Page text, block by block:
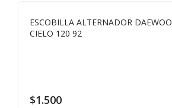
ESCOBILLA ALTERNADOR DAEWOO
CIELO 120 92
$1.500